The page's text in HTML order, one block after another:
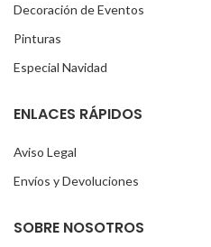
Decoración de Eventos
Pinturas
Especial Navidad
ENLACES RÁPIDOS
Aviso Legal
Envíos y Devoluciones
SOBRE NOSOTROS